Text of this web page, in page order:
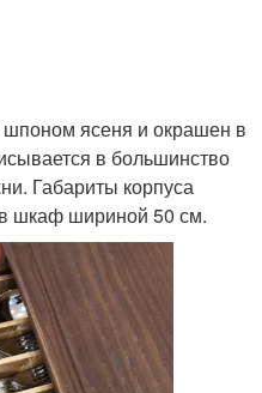
ясеня и окрашен в
в большинство
Габариты корпуса
шкаф шириной 50 см.